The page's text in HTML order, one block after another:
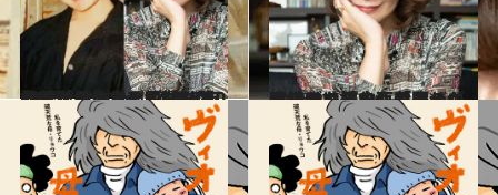
2026.2.5
【ヤマザキさんの10代を読む】＜ヤマザキマリ＞14歳で欧州ひとり旅→17歳で「まったく興味も関心もなかった」イタリアへ留学も…『テルマエ・ロマエ』作者の“激動の10代”
カルチャー 2026.2.5
【続きを読む】「このご時世には『水戸黄門』が足りていない」ヤマザキマリが『続テルマエ・ロマエ』で描くもの≪ルシウスはもうすぐ還暦≫
カルチャー